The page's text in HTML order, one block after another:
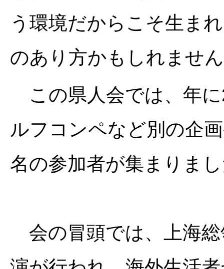
う環境だからこそ生ま
のあり方かもしれませ
この県人会では、年
ルフコンペなど別の企
名の参加者が集まりま
会の冒頭では、上海総